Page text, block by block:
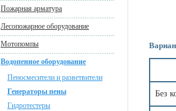
Пожарная арматура
Лесопожарное оборудование
Мотопомпы
Водопенное оборудование
Пеносмесители и разветвители
Генераторы пены
Гидротестеры
Без